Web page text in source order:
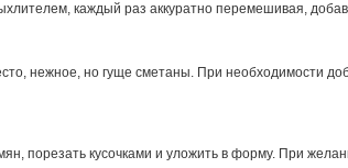
каждый раз аккуратно перемешивая,
нежное, но гуще сметаны. При необходимости
порезать кусочками и уложить в форму. При